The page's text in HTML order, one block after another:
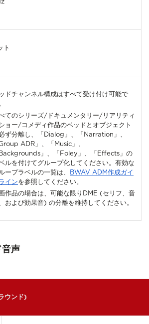
ト
ドチャンネル構成はすべて受け付け可能で
てのシリーズ/ドキュメンタリー/リアリティ
ョー/コメディ作品のベッドとオブジェクト
ず分離し、「Dialog」、「Narration」、
Group ADR」、「Music」、
Backgrounds」、「Foley」、「Effects」の
ルを付けてグループ化してください。有効な
ープラベルの一覧は、
BWAV ADM作成ガイ
インを参照してください。
作品の場合は、可能な限りDME (セリフ、音
および効果音) の分離を維持してください。
音声
ウンド)